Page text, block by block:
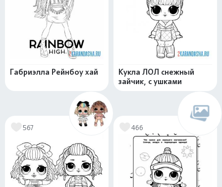
Габриэлла Рейнбоу хай
Кукла ЛОЛ снежный
зайчик, с ушками
567 466